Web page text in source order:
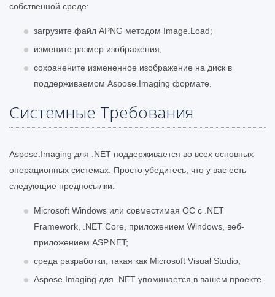
собственной среде:
загрузите файл APNG методом Image.Load;
измените размер изображения;
сохранените измененное изображение на диск в
поддерживаемом Aspose.Imaging формате.
Системные Требования
Aspose.Imaging для .NET поддерживается во всех основных
операционных системах. Просто убедитесь, что у вас есть
следующие предпосылки:
Microsoft Windows или совместимая ОС с .NET
Framework, .NET Core, приложением Windows, веб-
приложением ASP.NET;
среда разработки, такая как Microsoft Visual Studio;
Aspose.Imaging для .NET упоминается в вашем проекте.